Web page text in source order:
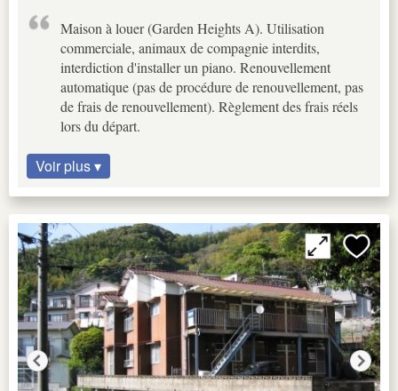
Maison à louer (Garden Heights A). Utilisation
commerciale, animaux de compagnie interdits,
interdiction d'installer un piano. Renouvellement
automatique (pas de procédure de renouvellement, pas
de frais de renouvellement). Règlement des frais réels
lors du départ.
Voir plus ▾